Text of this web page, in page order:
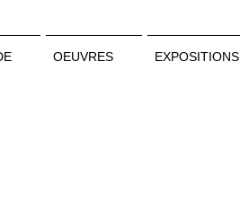
OEUVRES EXPOSITIONS